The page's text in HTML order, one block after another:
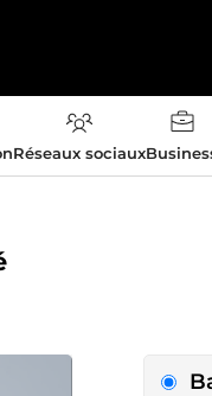
Réseaux sociaux